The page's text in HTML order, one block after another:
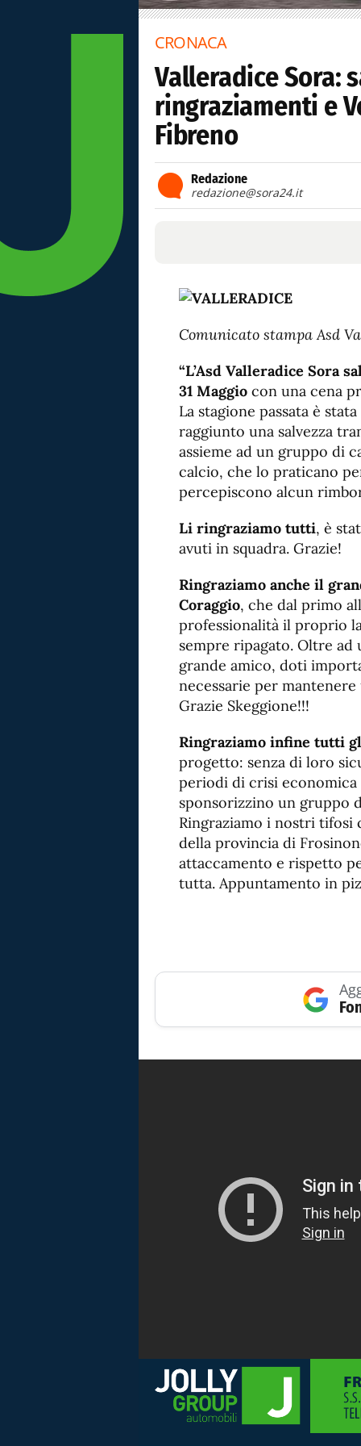
CRONACA
Valleradice Sora:
ringraziamenti e
Fibreno
Redazione
redazione@sora24.it
Comunicato stampa Asd
“L’Asd Valleradice Sora
31 Maggio con una cena
La stagione passata è
raggiunto una salvezza
assieme ad un gruppo di
calcio, che lo praticano
percepiscono alcun
Li ringraziamo tutti, è
avuti in squadra. Grazie!
Ringraziamo anche il
Coraggio, che dal primo
professionalità il proprio
sempre ripagato. Oltre
grande amico, doti
necessarie per
Grazie Skeggione!!!
Ringraziamo infine tutti
progetto: senza di loro
periodi di crisi
sponsorizzino un gruppo
Ringraziamo i nostri
della provincia di
attaccamento e rispetto
tutta. Appuntamento in